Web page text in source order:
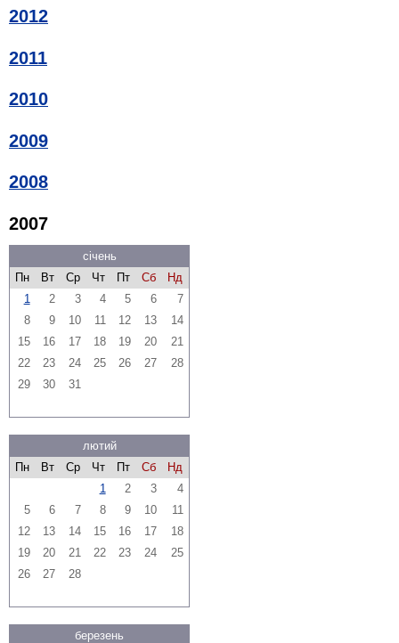
2012
2011
2010
2009
2008
2007
січень
Пн
Вт Ср Чт Пт Сб
Нд
1
2 3 4 5 6
7
8
9 10 11 12 13
14
15
16 17 18 19 20
21
22
23 24 25 26 27
28
29
30 31
лютий
Пн
Вт Ср Чт Пт Сб
Нд
1
2 3
4
5
6 7 8 9 10
11
12
13 14 15 16 17
18
19
20 21 22 23 24
25
26
27 28
березень